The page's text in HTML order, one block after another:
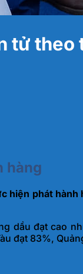
tử theo
hàng
hiện phát hành
dầu đạt cao
đạt 83%,